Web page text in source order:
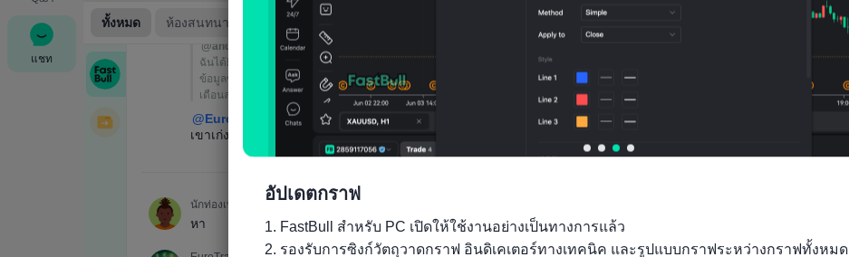
แชท
อัปเดตกราฟ
1. FastBull สำหรับ PC เปิดให้ใช้งานอย่างเป็นทางการแล้ว
2. รองรับการซิงก์วัตถุวาดกราฟ อินดิเคเตอร์ทางเทคนิค และรูปแบบกราฟระหว่างกราฟทั้งหมด